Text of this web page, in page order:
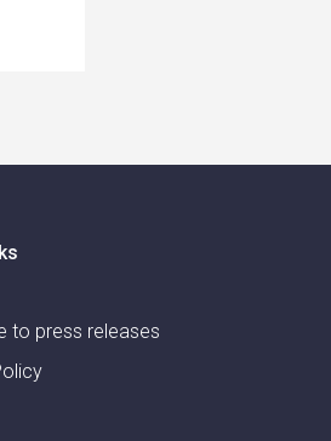
to press releases